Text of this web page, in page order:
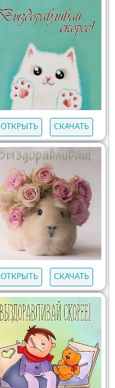
ОТКРЫТЬ СКАЧАТЬ
ОТКРЫТЬ СКАЧАТЬ